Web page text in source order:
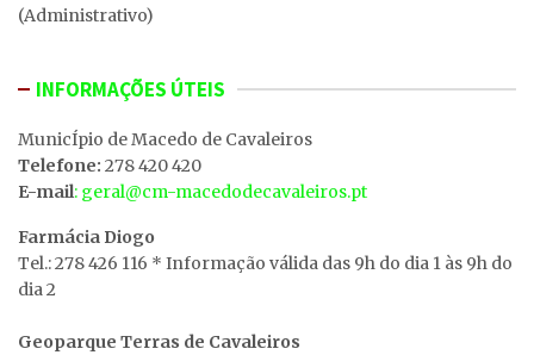
(Administrativo)
INFORMAÇÕES ÚTEIS
MunicÍpio de Macedo de Cavaleiros
Telefone: 278 420 420
E-mail: geral@cm-macedodecavaleiros.pt
Farmácia Diogo
Tel.: 278 426 116 * Informação válida das 9h do dia 1 às 9h do
dia 2
Geoparque Terras de Cavaleiros